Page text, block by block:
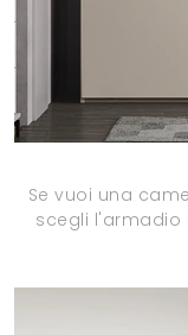
Se vuoi una
scegli l'armadio